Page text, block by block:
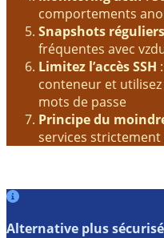
comportements
Snapshots réguliers
fréquentes avec
Limitez l’accès SSH
conteneur et
mots de passe
Principe du
services strictement
Alternative plus